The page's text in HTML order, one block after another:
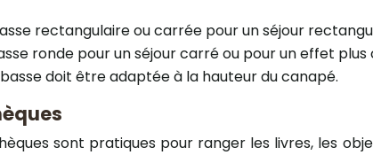
rectangulaire ou carrée pour un séjour
ronde pour un séjour carré ou pour un effet plus
doit être adaptée à la hauteur du canapé.
sont pratiques pour ranger les livres, les